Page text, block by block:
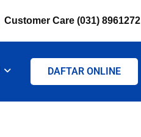
Customer Care (031) 8961272
DAFTAR ONLINE